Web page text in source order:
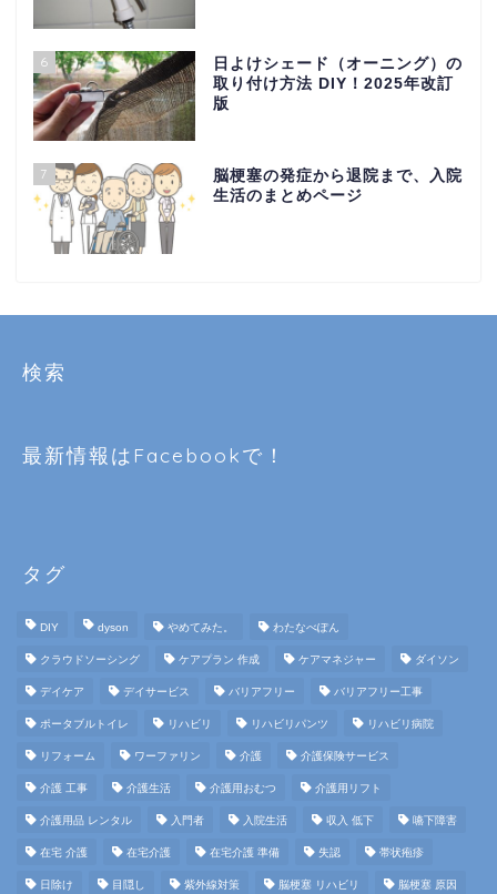
6
日よけシェード（オーニング）の
取り付け方法 DIY！2025年改訂
版
7
脳梗塞の発症から退院まで、入院
生活のまとめページ
検索
最新情報はFacebookで！
タグ
DIY dyson やめてみた。 わたなべぽん
クラウドソーシング ケアプラン 作成 ケアマネジャー ダイソン
デイケア デイサービス バリアフリー バリアフリー工事
ポータブルトイレ リハビリ リハビリパンツ リハビリ病院
リフォーム ワーファリン 介護 介護保険サービス
介護 工事 介護生活 介護用おむつ 介護用リフト
介護用品 レンタル 入門者 入院生活 収入 低下 嚥下障害
在宅 介護 在宅介護 在宅介護 準備 失認 帯状疱疹
日除け 目隠し 紫外線対策 脳梗塞 リハビリ 脳梗塞 原因